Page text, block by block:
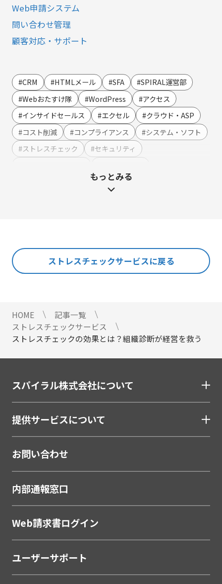
Web申請システム
問い合わせ管理
顧客対応・サポート
LINE連携
SMS連携
Webイベント（ウェビナー）オンライン受付管理
アンケート作成
セミナー・イベント管理
マーケティング運営支援
人事・総務・経理・IR
ストレスチェックサービス
安否確認サービス
給与明細電子化
金融（銀行・信用金庫・信用組合・JAバンク・保
割賦・クレジット申込電子化
口座開設ソリューション
相談会・来店予約システム
職域営業支援ソリューション
金融
学校・教育機関
メーカー・製造
販売代理店営業支援システム
製薬・医療
研究助成金公募管理システム
#CRM #HTMLメール #SFA
#SPIRAL運営部
#Webおたすけ隊
#WordPress
#アクセス
#インサイドセールス
#エクセル
#クラウド・ASP
#コスト削減
#コンプライアンス
#システム・ソフト
#ストレスチェック
#セキュリティ
#メーカー
#メリット・デメリット
#料金・費用
#業務効率化 #機能・仕組み
#法令
#無料 #総務 #連携
#選び方
もっとみる
ストレスチェックサービスに戻る
HOME
記事一覧
ストレスチェックサービス
ストレスチェックの効果とは？組織診断が経営を救う
スパイラル株式会社について
提供サービスについて
お問い合わせ
内部通報窓口
Web請求書ログイン
ユーザーサポート